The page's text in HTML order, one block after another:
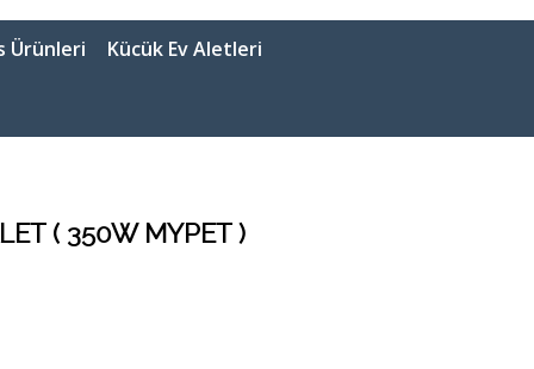
Ürünleri Kücük Ev Aletleri
( 350W MYPET )